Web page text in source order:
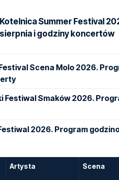
Kotelnica Summer Festival
sierpnia i godziny koncertów
Scena Molo 2026.
Festiwal Smaków 2026.
2026. Program
Artysta Scena